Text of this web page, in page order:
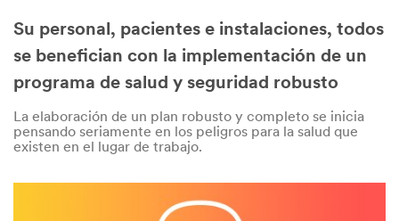
Su personal, pacientes e instalaciones, todos
se benefician con la implementación de un
programa de salud y seguridad robusto
La elaboración de un plan robusto y completo se inicia
pensando seriamente en los peligros para la salud que
existen en el lugar de trabajo.